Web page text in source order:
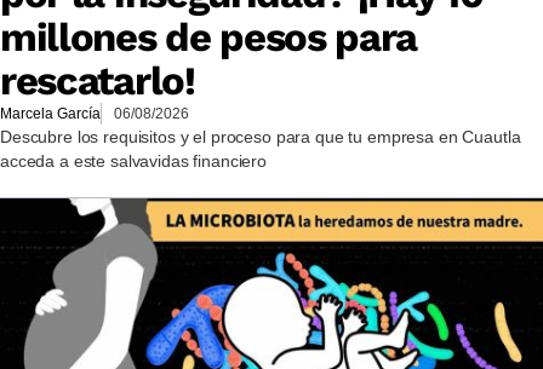
millones de pesos para
rescatarlo!
Marcela García 06/08/2026
Descubre los requisitos y el proceso para que tu empresa en Cuautla
acceda a este salvavidas financiero